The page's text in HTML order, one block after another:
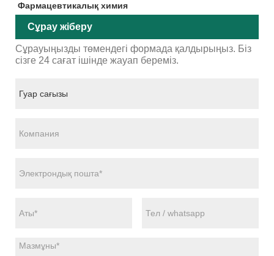
Фармацевтикалық химия
Сұрау жіберу
Сұрауыңызды төмендегі формада қалдырыңыз. Біз
сізге 24 сағат ішінде жауап береміз.